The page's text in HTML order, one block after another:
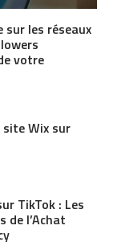
sur les réseaux
votre
Wix sur
TikTok : Les
de l’Achat